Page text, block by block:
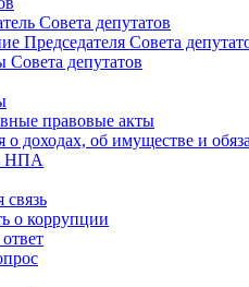
Совета депутатов
Председателя Совета
Совета депутатов
правовые акты
о доходах, об имуществе и
НПА
связь
о коррупции